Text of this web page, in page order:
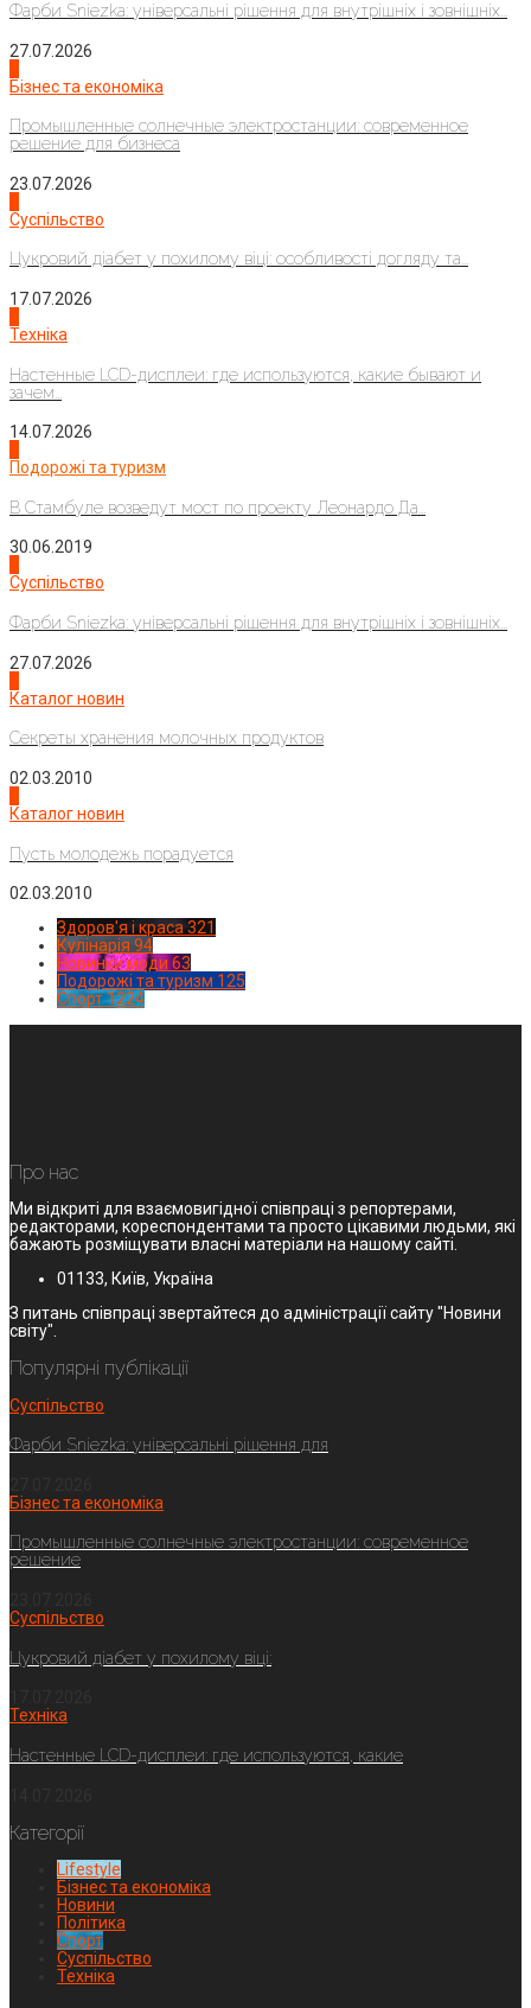
Фарби Sniezka: універсальні рішення для внутрішніх і зовнішніх...
27.07.2026
Бізнес та економіка
Промышленные солнечные электростанции: современное
решение для бизнеса
23.07.2026
Суспільство
Цукровий діабет у похилому віці: особливості догляду та...
17.07.2026
Техніка
Настенные LCD-дисплеи: где используются, какие бывают и
зачем...
14.07.2026
Подорожі та туризм
В Стамбуле возведут мост по проекту Леонардо Да...
30.06.2019
Суспільство
Фарби Sniezka: універсальні рішення для внутрішніх і зовнішніх...
27.07.2026
Каталог новин
Секреты хранения молочных продуктов
02.03.2010
Каталог новин
Пусть молодежь порадуется
02.03.2010
Здоров'я і краса 321
Кулінарія 94
Новинки моди 63
Подорожі та туризм 125
Спорт1224
Про нас
Ми відкриті для взаємовигідної співпраці з репортерами,
редакторами, кореспондентами та просто цікавими людьми, які
бажають розміщувати власні матеріали на нашому сайті.
01133, Київ, Україна
З питань співпраці звертайтеся до адміністрації сайту "Новини
світу".
Популярні публікації
Суспільство
Фарби Sniezka: універсальні рішення для
Бізнес та економіка
Промышленные солнечные электростанции: современное
решение
Суспільство
Цукровий діабет у похилому віці:
Техніка
Настенные LCD-дисплеи: где используются, какие
Категорії
Lifestyle
Бізнес та економіка
Новини
Політика
Спорт
Суспільство
Техніка